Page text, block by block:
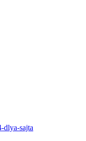
dlya-sajta